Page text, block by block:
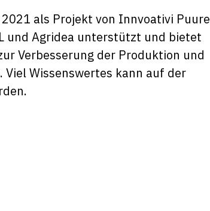
als Projekt von Innvoativi Puure
und Agridea unterstützt und bietet
Verbesserung der Produktion und
Wissenswertes kann auf der